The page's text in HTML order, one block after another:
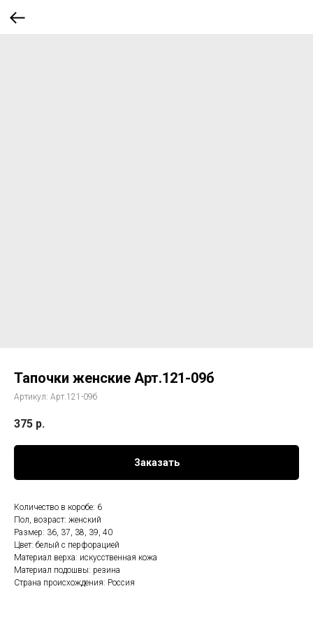
Тапочки женские Арт.121-09б
Артикул: Арт.121-09б
375 р.
Заказать
Количество в коробе: 6
Пол, возраст: женский
Размер: 36, 37, 38, 39, 40
Цвет: белый с перфорацией
Материал верха: искусственная кожа
Материал подошвы: резина
Страна происхождения: Россия